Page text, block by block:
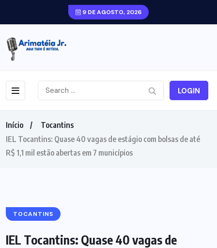
9 DE AGOSTO, 2026
LOGIN
Início
Tocantins
IEL Tocantins: Quase 40 vagas de estágio com bolsas de até
R$ 1,1 mil estão abertas em 7 municípios
TOCANTINS
IEL Tocantins: Quase 40 vagas de